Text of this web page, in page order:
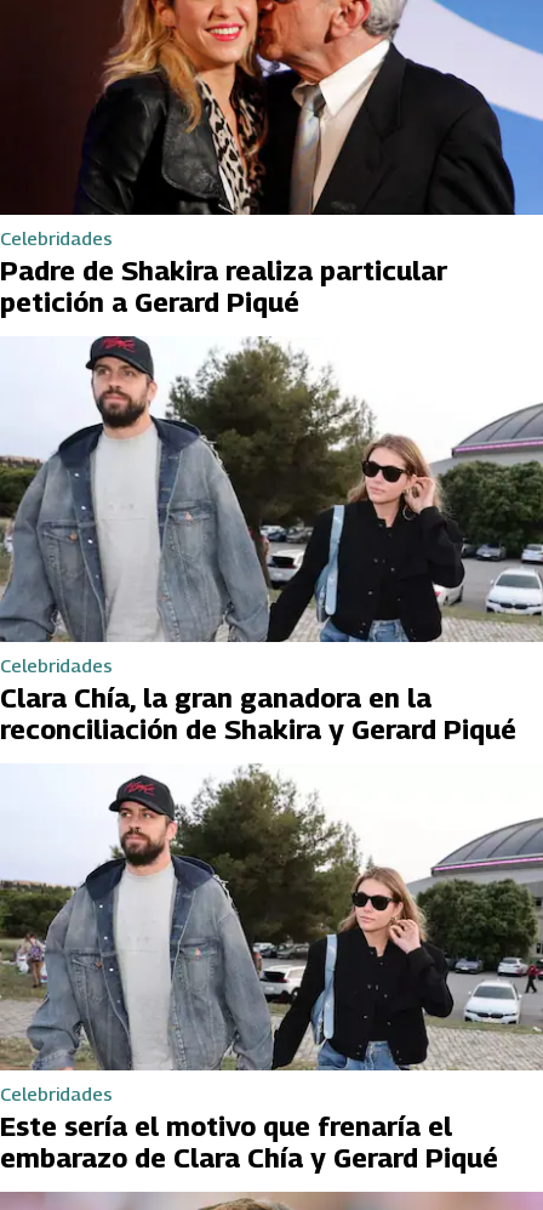
Celebridades
Padre de Shakira realiza particular
petición a Gerard Piqué
Celebridades
Clara Chía, la gran ganadora en la
reconciliación de Shakira y Gerard Piqué
Celebridades
Este sería el motivo que frenaría el
embarazo de Clara Chía y Gerard Piqué